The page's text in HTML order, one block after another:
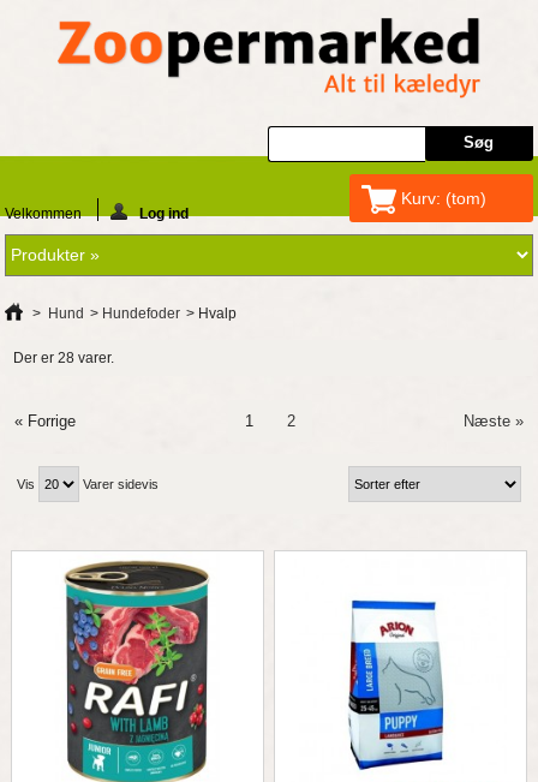
Kurv: (tom)
Velkommen Log ind
> Hund > Hundefoder > Hvalp
Der er 28 varer.
« Forrige 1 2 Næste »
Vis Varer sidevis